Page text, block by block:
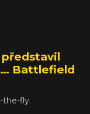
Battlefield
the-fly.